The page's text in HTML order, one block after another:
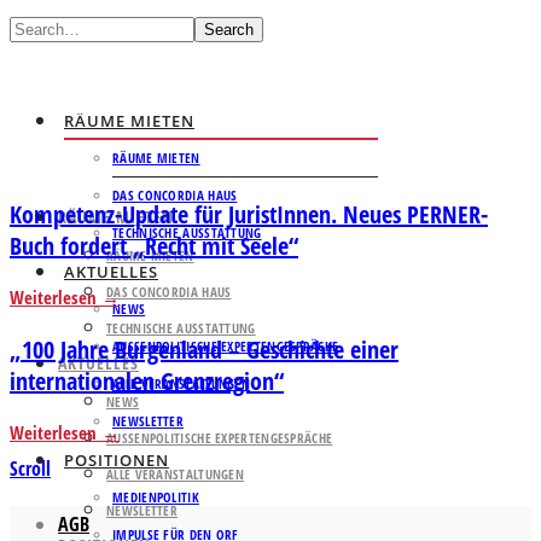
Search
RÄUME MIETEN
RÄUME MIETEN
DAS CONCORDIA HAUS
TECHNISCHE AUSSTATTUNG
AKTUELLES
NEWS
AUSSENPOLITISCHE EXPERTENGESPRÄCHE
ALLE VERANSTALTUNGEN
NEWSLETTER
POSITIONEN
MEDIENPOLITIK
IMPULSE FÜR DEN ORF
RÄUME MIETEN
RÄUME MIETEN
DAS CONCORDIA HAUS
TECHNISCHE AUSSTATTUNG
AKTUELLES
NEWS
AUSSENPOLITISCHE EXPERTENGESPRÄCHE
ALLE VERANSTALTUNGEN
NEWSLETTER
Kompetenz-Update für JuristInnen. Neues PERNER-
Buch fordert „Recht mit Seele“
Weiterlesen
„100 Jahre Burgenland – Geschichte einer
internationalen Grenzregion“
Weiterlesen
Scroll
AGB